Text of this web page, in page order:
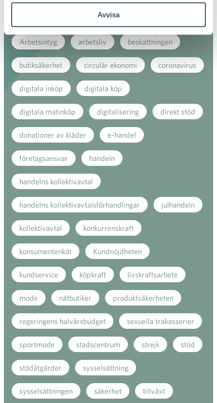
Avvisa
arbetsavtalsblankett
Arbetsintyg arbetsliv beskattningen
butiksäkerhet circulär ekonomi coronavirus
digitala inköp digitala köp
digitala matinköp digitalisering direkt stöd
donationer av kläder e-handel
företagsansvar handeln
handelns kollektivavtal
handelns kollektivavtalsförhandlingar julhandeln
kollektivavtal konkurrenskraft
konsumentenkät Kundnöjdheten
kundservice köpkraft livskraftsarbete
mode nätbutiker produktsäkerheten
regeringens halvårsbudget sexuella trakasserier
sportmode stadscentrum strejk stöd
stödåtgärder sysselsättning
sysselsättningen säkerhet tillväxt